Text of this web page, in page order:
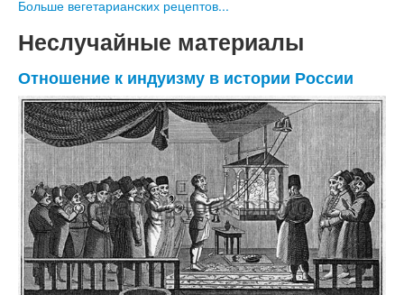
Больше вегетарианских рецептов...
Неслучайные материалы
Отношение к индуизму в истории России